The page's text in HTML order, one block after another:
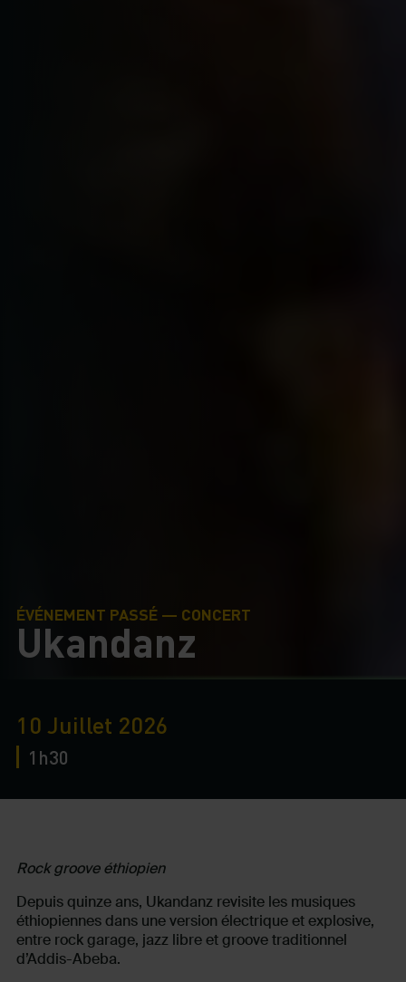
ÉVÉNEMENT PASSÉ — CONCERT
Ukandanz
10 Juillet 2026
1h30
Rock groove éthiopien
Depuis quinze ans, Ukandanz revisite les musiques
éthiopiennes dans une version électrique et explosive,
entre rock garage, jazz libre et groove traditionnel
d’Addis-Abeba.